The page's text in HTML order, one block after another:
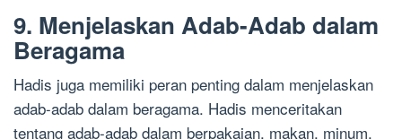
9. Menjelaskan Adab-Adab dalam
Beragama
Hadis juga memiliki peran penting dalam menjelaskan
adab-adab dalam beragama. Hadis menceritakan
tentang adab-adab dalam berpakaian, makan, minum,